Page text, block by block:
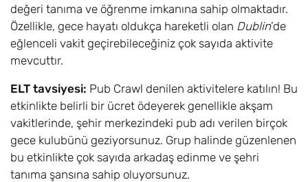
değeri tanıma ve öğrenme imkanına sahip olmaktadır.
Özellikle, gece hayatı oldukça hareketli olan Dublin’de
eğlenceli vakit geçirebileceğiniz çok sayıda aktivite
mevcuttır.
ELT tavsiyesi: Pub Crawl denilen aktivitelere katılın! Bu
etkinlikte belirli bir ücret ödeyerek genellikle akşam
vakitlerinde, şehir merkezindeki pub adı verilen birçok
gece kulubünü geziyorsunuz. Grup halinde güzenlenen
bu etkinlikte çok sayıda arkadaş edinme ve şehri
tanıma şansına sahip oluyorsunuz.